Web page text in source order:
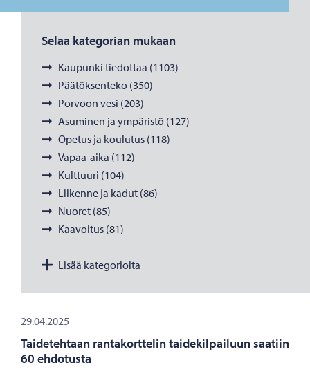
Selaa kategorian mukaan
Kaupunki tiedottaa (1103)
Päätöksenteko (350)
Porvoon vesi (203)
Asuminen ja ympäristö (127)
Opetus ja koulutus (118)
Vapaa-aika (112)
Kulttuuri (104)
Liikenne ja kadut (86)
Nuoret (85)
Kaavoitus (81)
Lisää kategorioita
29.04.2025
Taidetehtaan rantakorttelin taidekilpailuun saatiin
60 ehdotusta